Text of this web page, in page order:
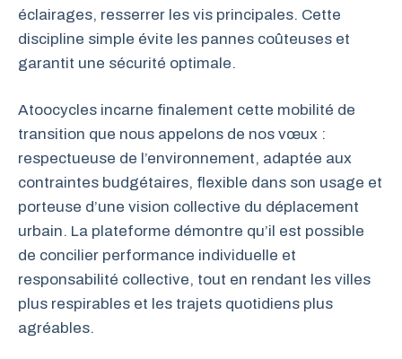
éclairages, resserrer les vis principales. Cette
discipline simple évite les pannes coûteuses et
garantit une sécurité optimale.
Atoocycles incarne finalement cette mobilité de
transition que nous appelons de nos vœux :
respectueuse de l’environnement, adaptée aux
contraintes budgétaires, flexible dans son usage et
porteuse d’une vision collective du déplacement
urbain. La plateforme démontre qu’il est possible
de concilier performance individuelle et
responsabilité collective, tout en rendant les villes
plus respirables et les trajets quotidiens plus
agréables.